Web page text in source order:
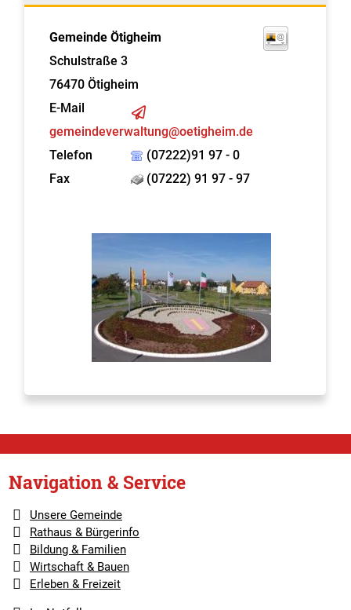
Gemeinde Ötigheim
Schulstraße 3
76470 Ötigheim
E-Mail
gemeindeverwaltung@oetigheim.de
Telefon
(07222)91 97 - 0
Fax
(07222) 91 97 - 97
Navigation & Service
Unsere Gemeinde
Rathaus & Bürgerinfo
Bildung & Familien
Wirtschaft & Bauen
Erleben & Freizeit